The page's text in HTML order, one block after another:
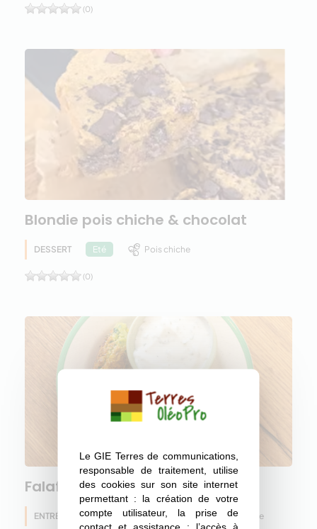
Le GIE Terres de communications,
responsable de traitement, utilise
des cookies sur son site internet
permettant : la création de votre
compte utilisateur, la prise de
contact et assistance ; l’accès à
(0)
Blondie pois chiche & chocolat
DESSERT Eté Pois chiche
(0)
Falafels moelleux cœur surprise
ENTRÉE Eté Pois chiche Huile d'olive